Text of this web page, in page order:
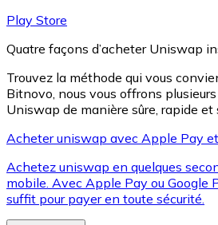
XRP
XRP
Play Store
Quatre façons d’acheter Uniswap
Trouvez la méthode qui vous
Bitnovo, nous vous offrons
Uniswap de manière sûre, rapide et
Acheter uniswap avec Apple Pay
Achetez uniswap en quelques
mobile. Avec Apple Pay ou Google
suffit pour payer en toute sécurité.